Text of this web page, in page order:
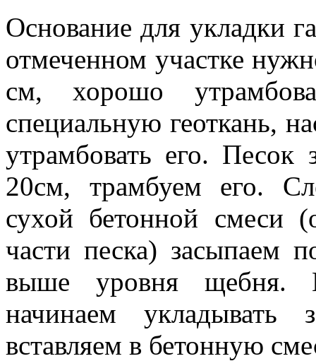
Основание для укладки
отмеченном участке
см, хорошо
специальную геоткань,
утрамбовать его.
20см, трамбуем его.
сухой бетонной смеси
части песка) засыпаем
выше уровня щебня.
начинаем укладывать
вставляем в бетонную